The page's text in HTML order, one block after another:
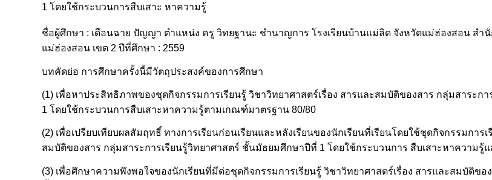
1 โดยใช้กระบวนการสืบเสาะ หาความรู้
ชื่อผู้ศึกษา : เดือนฉาย ปัญญา ตำแหน่ง ครู วิทยฐานะ ชำนาญการ โรงเรียนบ้านแม่ลิด จังหวัดแม่ฮ่องสอน สำ
แม่ฮ่องสอน เขต 2 ปีที่ศึกษา : 2559
บทคัดย่อ การศึกษาครั้งนี้มีวัตถุประสงค์ของการศึกษา
(1) เพื่อหาประสิทธิภาพของชุดกิจกรรมการเรียนรู้ วิชาวิทยาศาสตร์เรื่อง สารและสมบัติของสาร กลุ่มสาระก
1 โดยใช้กระบวนการสืบเสาะหาความรู้ตามเกณฑ์มาตรฐาน 80/80
(2) เพื่อเปรียบเทียบผลสัมฤทธิ์ ทางการเรียนก่อนเรียนและหลังเรียนของนักเรียนที่เรียนโดยใช้ชุดกิจกรรมการ
สมบัติของสาร กลุ่มสาระการเรียนรู้วิทยาศาสตร์ ชั้นมัธยมศึกษาปีที่ 1 โดยใช้กระบวนการ สืบเสาะหาความรู้แ
(3) เพื่อศึกษาความพึงพอใจของนักเรียนที่มีต่อชุดกิจกรรมการเรียนรู้ วิชาวิทยาศาสตร์เรื่อง สารและสมบัติขอ